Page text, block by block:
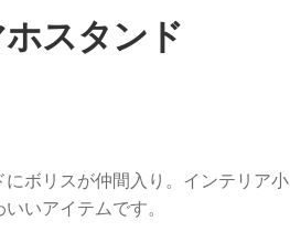
スタンド
にボリスが仲間入り。インテリア小
いアイテムです。